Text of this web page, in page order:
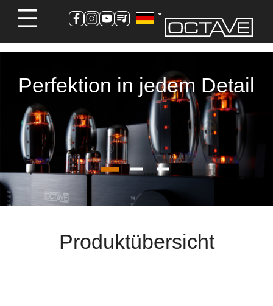
Perfektion in jedem Detail
Produktübersicht